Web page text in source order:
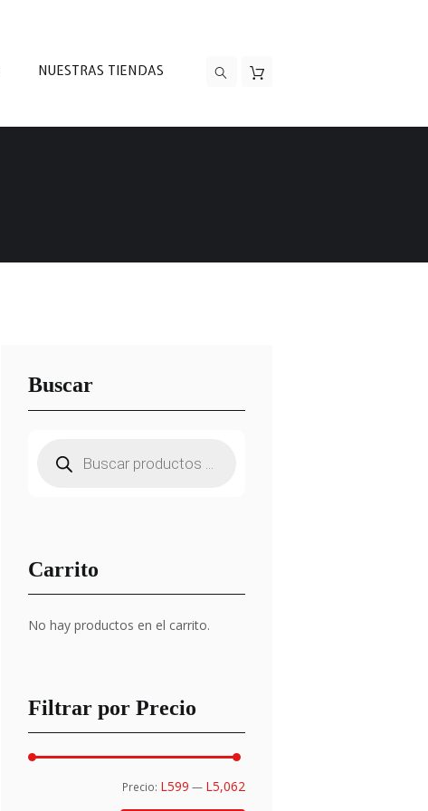
NUESTRAS TIENDAS
Buscar
productos
Carrito
No hay productos en el carrito.
Filtrar por Precio
Precio: L599 — L5,062